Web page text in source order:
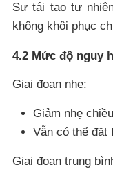
Sự tái tạo tự
không khôi phục
4.2 Mức độ nguy
Giai đoạn nhẹ:
Giảm nhẹ
Vẫn có thể đặt
Giai đoạn trung